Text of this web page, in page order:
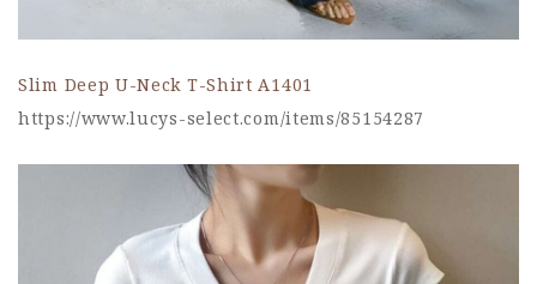
Slim Deep U-Neck T-Shirt A1401
https://www.lucys-select.com/items/85154287